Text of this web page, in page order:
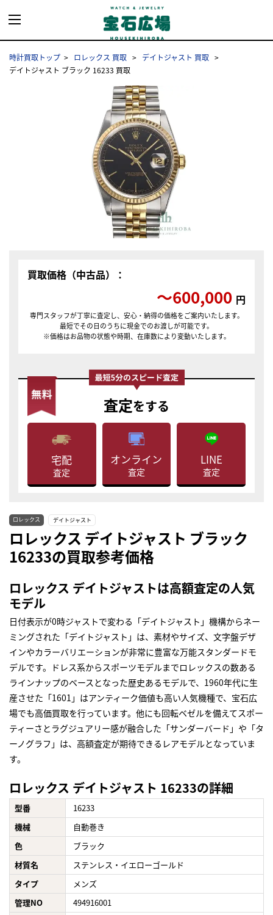
時計買取トップ ロレックス 買取
デイトジャスト 買取
デイトジャスト ブラック 16233 買取
買取価格（中古品）：
〜600,000 円
専門スタッフが丁寧に査定し、安心・納得の価格をご案内いたします。
最短でその日のうちに現金でのお渡しが可能です。
※価格はお品物の状態や時期、在庫数により変動いたします。
査定をする
宅配
査定
オンライン
査定
LINE
査定
ロレックス デイトジャスト
ロレックス デイトジャスト ブラック
16233の買取参考価格
ロレックス デイトジャストは高額査定の人気
モデル
日付表示が0時ジャストで変わる「デイトジャスト」機構からネー
ミングされた「デイトジャスト」は、素材やサイズ、文字盤デザ
インやカラーバリエーションが非常に豊富な万能スタンダードモ
デルです。ドレス系からスポーツモデルまでロレックスの数ある
ラインナップのベースとなった歴史あるモデルで、1960年代に生
産させた「1601」はアンティーク価値も高い人気機種で、宝石広
場でも高価買取を行っています。他にも回転ベゼルを備えてスポー
ティーさとラグジュアリー感が融合した「サンダーバード」や「タ
ーノグラフ」は、高額査定が期待できるレアモデルとなっていま
す。
ロレックス デイトジャスト 16233の詳細
型番
16233
機械
自動巻き
色
ブラック
材質名
ステンレス・イエローゴールド
タイプ
メンズ
管理NO
494916001